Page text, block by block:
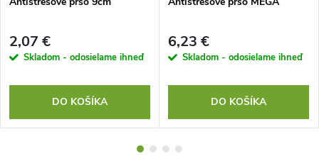
2,07 €
Skladom - odosielame ihneď
DO KOŠÍKA
6,23 €
Skladom - odosielame ihneď
DO KOŠÍKA